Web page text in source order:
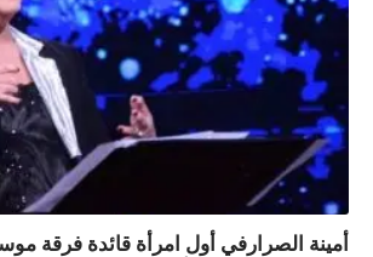
أمينة الصرارفي أول امرأة قائدة فرقة